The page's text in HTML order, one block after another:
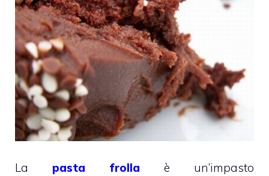
La pasta frolla è un’impasto